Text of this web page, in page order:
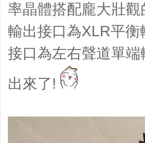
率晶體搭配龐大壯
輸出接口為XLR平
接口為左右聲道單
出來了!